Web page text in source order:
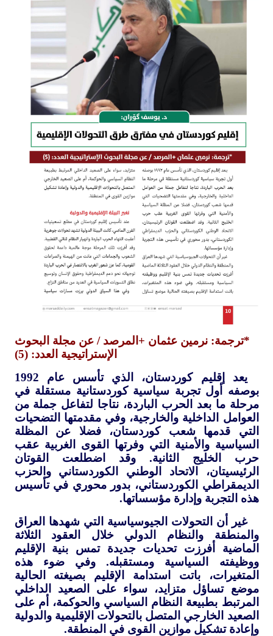
*ترجمة: نرمين عثمان +المرصد / عن مجلة البحوث
الإستراتيجية العدد: (5)
يعد إقليم كوردستان، الذي تأسس عام 1992
بوصفه أول تجربة سياسية كوردستانية مستقلة في
مرحلة ما بعد الحرب الباردة، نتاجا لتفاعل جملة من
العوامل الداخلية والخارجية، وفي مقدمتها التضحيات
التي قدمها شعب كوردستان، فضلا عن المظلة
السياسية والأمنية التي وفرتها القوى الغربية عقب
حرب الخليج الثانية. وقد اضطلعت القوتان
الرئيسيتان، الاتحاد الوطني الكوردستاني والحزب
الديمقراطي الكوردستاني، بدور محوري في تأسيس
هذه التجربة وإدارة مؤسساتها.
غير أن التحولات الجيوسياسية التي شهدها العراق
والمنطقة والنظام الدولي خلال العقود الثلاثة
الماضية أفرزت تحديات جديدة تمس بنية الإقليم
ووظيفته السياسية ومستقبله. وفي ضوء هذه
المتغيرات، باتت استدامة الإقليم بصيغته الحالية
موضع تساؤل متزايد، سواء على الصعيد الداخلي
المرتبط بطبيعة النظام السياسي والحوكمة، أم على
الصعيد الخارجي المتصل بالتحولات الإقليمية والدولية
وإعادة تشكيل موازين القوى في المنطقة.